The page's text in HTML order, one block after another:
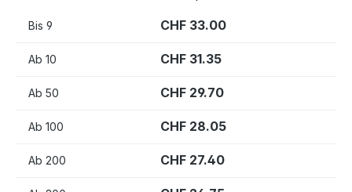
Bis 9 CHF 33.00
Ab 10 CHF 31.35
Ab 50 CHF 29.70
Ab 100 CHF 28.05
Ab 200 CHF 27.40